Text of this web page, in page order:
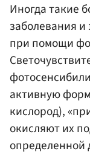
Иногда такие
заболевания
при помощи
активную
кислород),
окисляют их